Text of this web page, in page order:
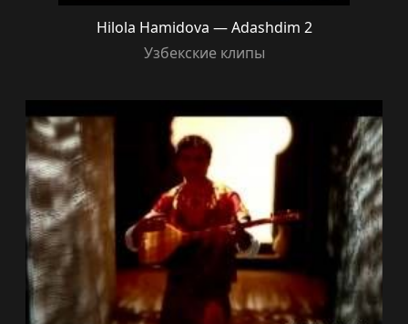
Hilola Hamidova — Adashdim 2
Узбекские клипы